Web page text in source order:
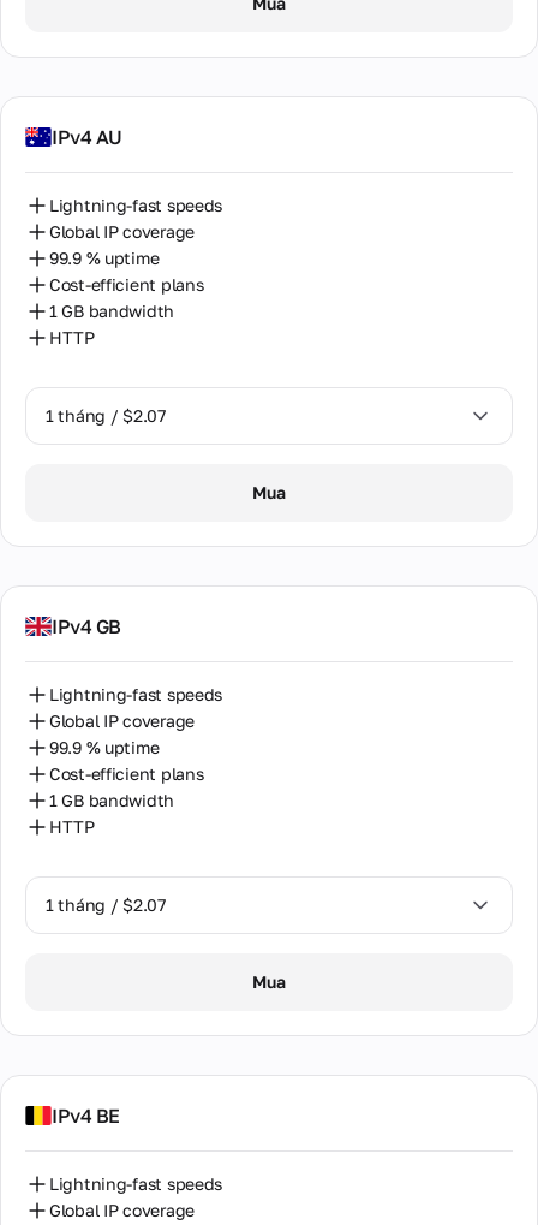
IPv4 AU
Lightning-fast speeds
Global IP coverage
99.9 % uptime
Cost-efficient plans
1 GB bandwidth
HTTP
1 tháng / $2.07
Mua
IPv4 GB
Lightning-fast speeds
Global IP coverage
99.9 % uptime
Cost-efficient plans
1 GB bandwidth
HTTP
1 tháng / $2.07
Mua
IPv4 BE
Lightning-fast speeds
Global IP coverage